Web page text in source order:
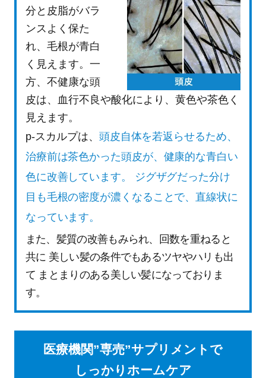
分と皮脂がバラ
ンスよく保た
れ、毛根が青白
く見えます。一
方、不健康な頭
皮は、血行不良や酸化により、黄色や茶色く
見えます。
p-スカルプは、 頭皮自体を若返らせるため、
治療前は茶色かった頭皮が、健康的な青白い
色に改善しています。 ジグザグだった分け
目も毛根の密度が濃くなることで、直線状に
なっています。
また、髪質の改善もみられ、回数を重ねると
共に 美しい髪の条件でもあるツヤやハリも出
て まとまりのある美しい髪になっておりま
す。
医療機関”専売”サプリメントで
しっかりホームケア